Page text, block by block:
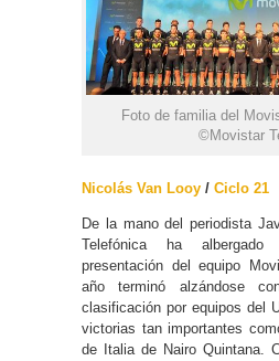
Foto de familia del
©Movistar
Nicolás Van Looy / Ciclo 21
De la mano del periodista
Telefónica ha
presentación del equipo
año terminó alzándose
clasificación por equipos del
victorias tan importantes
de Italia de Nairo Quintana.